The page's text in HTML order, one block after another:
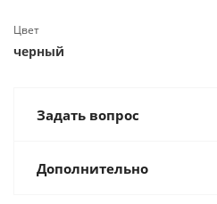
Цвет
черный
Задать вопрос
Дополнительно